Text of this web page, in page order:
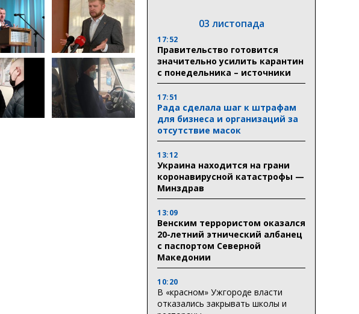
03 листопада
17:52
Правительство готовится
значительно усилить карантин
с понедельника – источники
17:51
Рада сделала шаг к штрафам
для бизнеса и организаций за
отсутствие масок
13:12
Украина находится на грани
коронавирусной катастрофы —
Минздрав
13:09
Венским террористом оказался
20-летний этнический албанец
с паспортом Северной
Македонии
10:20
В «красном» Ужгороде власти
отказались закрывать школы и